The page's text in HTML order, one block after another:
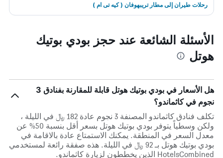
رحلات طيران إلى مطار تريبهوفان ( كيه تى ام )
الأسئلة الشائعة عند حجز بودي بوتيك
هوتل
هل الأسعار في بودي بوتيك هوتل قابلة للمقارنة بفنادق 3
نجوم في كاثماندو؟
تكلف فنادق كاثماندو المصنفة 3 نجوم عادة 182 ﷼ في الليلة ،
ولكن وسطياً يتوفر بودي بوتيك هوتل بسعر أقل بنسبة 50% عن
معدل السعر في المنطقة. يمكنك الاستمتاع عادة بالاقامة في
بودي بوتيك هوتل بـ 92 ﷼ في الليلة. هذه صفقة رائعة لمستخدمي
HotelsCombined الذين يخططون لزيارة كاثماندو.